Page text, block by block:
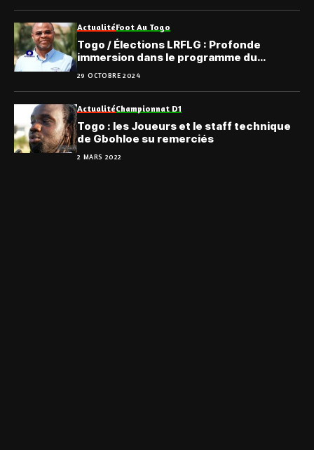
ActualitéFoot Au Togo
Togo / Élections LRFLG : Profonde
immersion dans le programme du
Nouveau Départ de Solim Carlos
29 OCTOBRE 2024
ActualitéChampionnat D1
Togo : les Joueurs et le staff technique
de Gbohloe su remerciés
2 MARS 2022